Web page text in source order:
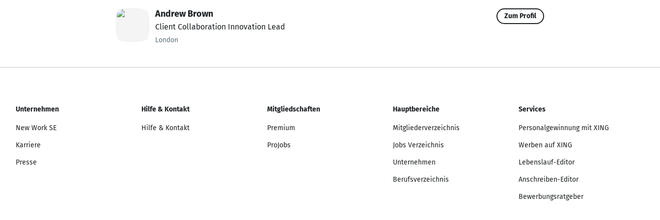
Andrew Brown
Client Collaboration Innovation Lead
London
Zum Profil
Unternehmen
New Work SE
Karriere
Presse
Hilfe & Kontakt
Hilfe & Kontakt
Mitgliedschaften
Premium
ProJobs
Hauptbereiche
Mitgliederverzeichnis
Jobs Verzeichnis
Unternehmen
Berufsverzeichnis
Services
Personalgewinnung mit XING
Werben auf XING
Lebenslauf-Editor
Anschreiben-Editor
Bewerbungsratgeber